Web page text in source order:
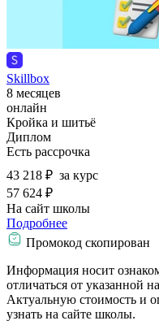
Skillbox
8 месяцев
онлайн
Кройка и шитьё
Диплом
Есть рассрочка
43 218 ₽ за курс
57 624 ₽
На сайт школы
Подробнее
Промокод скопирован
Информация носит
отличаться от указанной
Актуальную стоимость и
узнать на сайте школы.